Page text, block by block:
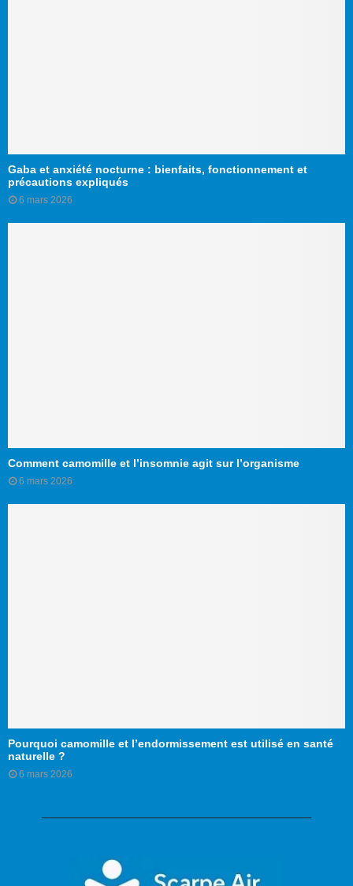
Gaba et anxiété nocturne : bienfaits, fonctionnement et
précautions expliqués
6 mars 2026
Comment camomille et l’insomnie agit sur l’organisme
6 mars 2026
Pourquoi camomille et l’endormissement est utilisé en santé
naturelle ?
6 mars 2026